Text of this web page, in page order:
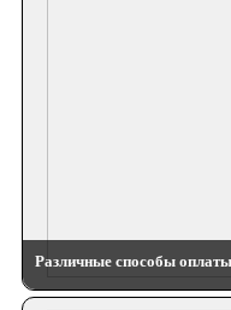
Различные способы